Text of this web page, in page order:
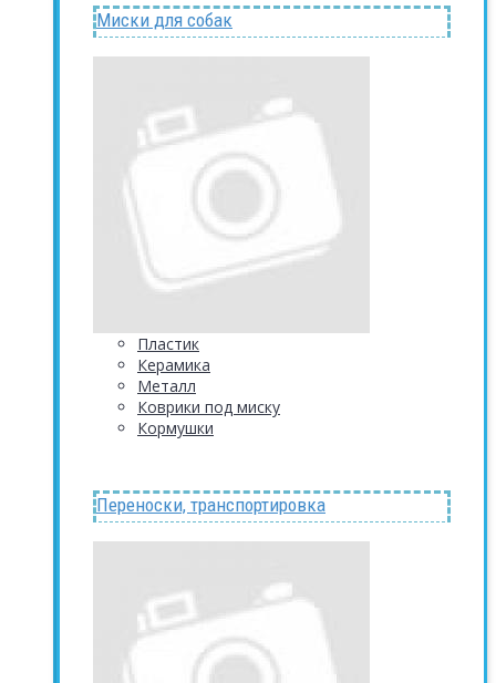
Миски для собак
Пластик
Керамика
Металл
Коврики под миску
Кормушки
Переноски, транспортировка